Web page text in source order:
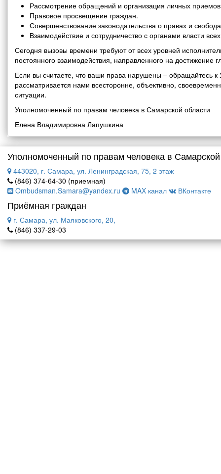
Рассмотрение обращений и организация личных
Правовое просвещение граждан.
Совершенствование законодательства о правах и
Взаимодействие и сотрудничество с органами власти
Сегодня вызовы времени требуют от всех уровней
постоянного взаимодействия, направленного на
Если вы считаете, что ваши права нарушены – обращайтесь
рассматривается нами всесторонне, объективно,
ситуации.
Уполномоченный по правам человека в Самарской области
Елена Владимировна Лапушкина
Уполномоченный по правам человека в
443020, г. Самара, ул. Ленинградская, 75, 2 этаж
(846) 374-64-30 (приемная)
Ombudsman.Samara@yandex.ru
MAX канал ВКонтакте
Приёмная граждан
г. Самара, ул. Маяковского, 20,
(846) 337-29-03